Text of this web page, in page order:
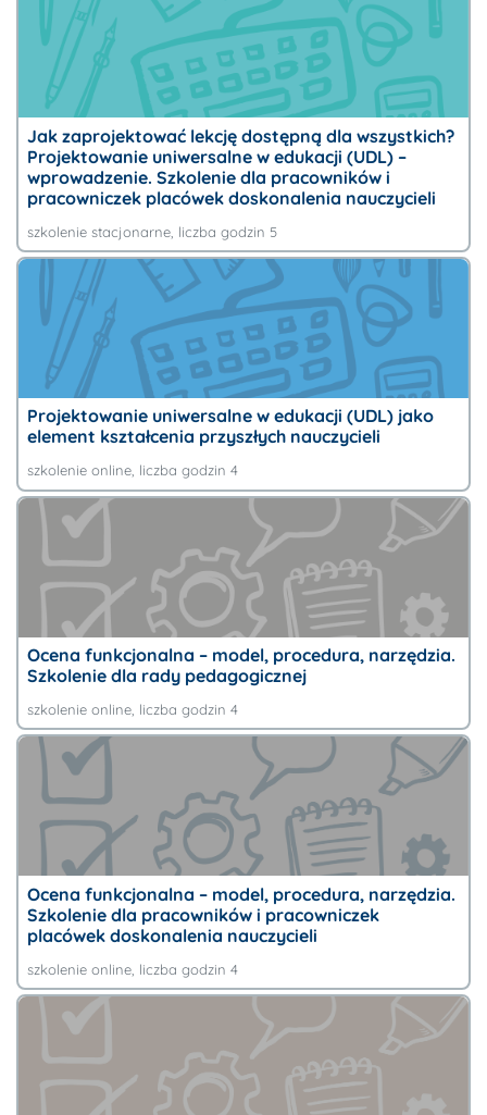
Jak zaprojektować lekcję dostępną dla wszystkich?
Projektowanie uniwersalne w edukacji (UDL) –
wprowadzenie. Szkolenie dla pracowników i
pracowniczek placówek doskonalenia nauczycieli
szkolenie stacjonarne, liczba godzin 5
Projektowanie uniwersalne w edukacji (UDL) jako
element kształcenia przyszłych nauczycieli
szkolenie online, liczba godzin 4
Ocena funkcjonalna – model, procedura, narzędzia.
Szkolenie dla rady pedagogicznej
szkolenie online, liczba godzin 4
Ocena funkcjonalna – model, procedura, narzędzia.
Szkolenie dla pracowników i pracowniczek
placówek doskonalenia nauczycieli
szkolenie online, liczba godzin 4